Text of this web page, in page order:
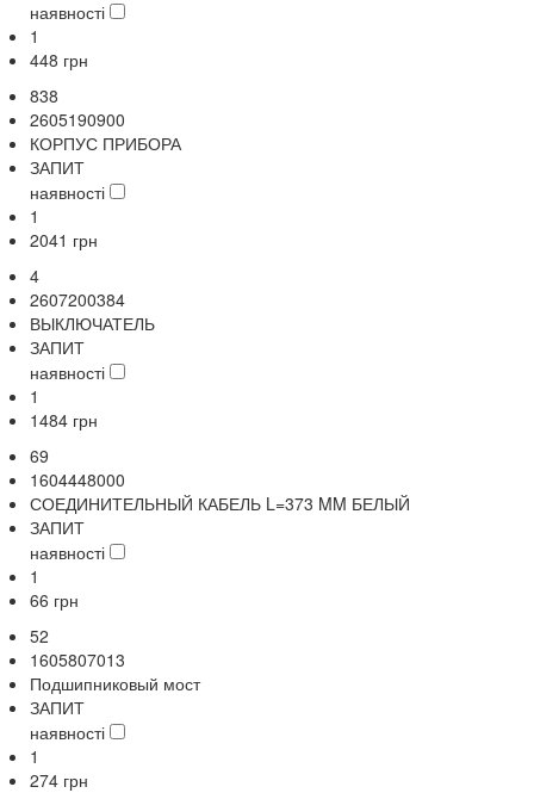
наявності
1
448 грн
838
2605190900
КОРПУС ПРИБОРА
ЗАПИТ
наявності
1
2041 грн
4
2607200384
ВЫКЛЮЧАТЕЛЬ
ЗАПИТ
наявності
1
1484 грн
69
1604448000
СОЕДИНИТЕЛЬНЫЙ КАБЕЛЬ L=373 MM БЕЛЫЙ
ЗАПИТ
наявності
1
66 грн
52
1605807013
Подшипниковый мост
ЗАПИТ
наявності
1
274 грн